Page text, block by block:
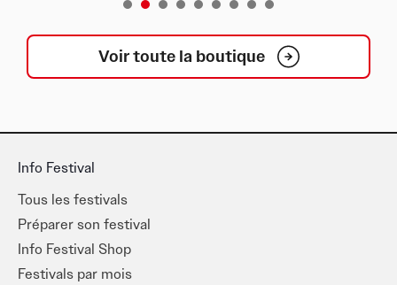
1
Voir toute la boutique
Info Festival
Tous les festivals
Préparer son festival
Info Festival Shop
Festivals par mois